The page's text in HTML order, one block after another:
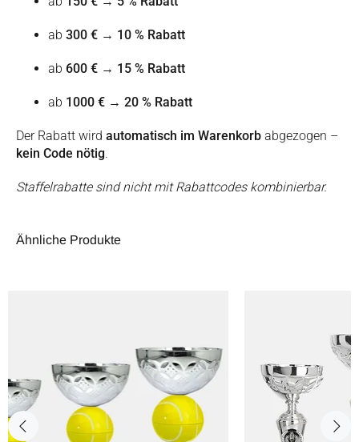
ab 300 € → 10 % Rabatt
ab 600 € → 15 % Rabatt
ab 1000 € → 20 % Rabatt
Der Rabatt wird automatisch im Warenkorb abgezogen –
kein Code nötig.
Staffelrabatte sind nicht mit Rabattcodes kombinierbar.
Ähnliche Produkte